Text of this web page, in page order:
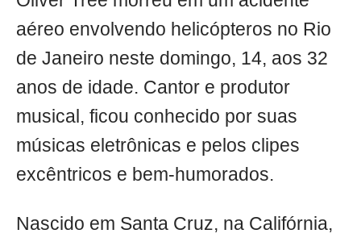
aéreo envolvendo helicópteros no Rio
de Janeiro neste domingo, 14, aos 32
anos de idade. Cantor e produtor
musical, ficou conhecido por suas
músicas eletrônicas e pelos clipes
excêntricos e bem-humorados.
Nascido em Santa Cruz, na Califórnia,